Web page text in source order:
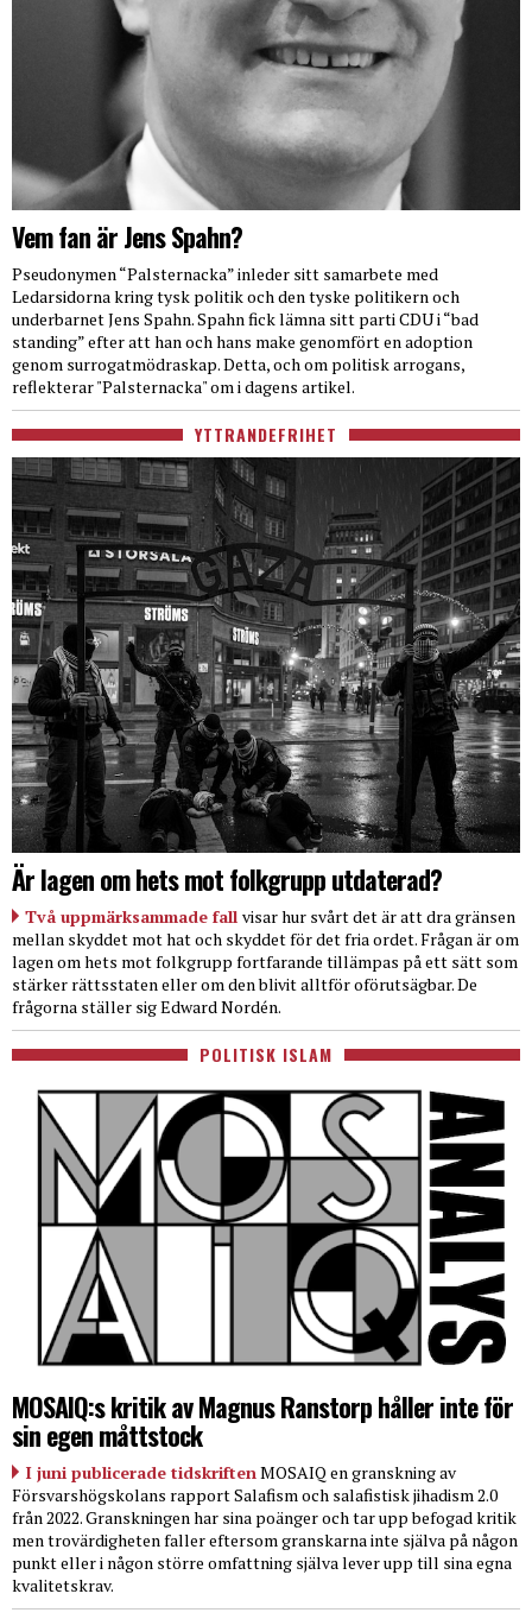
Vem fan är Jens Spahn?
Pseudonymen “Palsternacka” inleder sitt samarbete med
Ledarsidorna kring tysk politik och den tyske politikern och
underbarnet Jens Spahn. Spahn fick lämna sitt parti CDU i “bad
standing” efter att han och hans make genomfört en adoption
genom surrogatmödraskap. Detta, och om politisk arrogans,
reflekterar "Palsternacka" om i dagens artikel.
YTTRANDEFRIHET
Är lagen om hets mot folkgrupp utdaterad?
Två uppmärksammade fall visar hur svårt det är att dra gränsen
mellan skyddet mot hat och skyddet för det fria ordet. Frågan är om
lagen om hets mot folkgrupp fortfarande tillämpas på ett sätt som
stärker rättsstaten eller om den blivit alltför oförutsägbar. De
frågorna ställer sig Edward Nordén.
POLITISK ISLAM
MOSAIQ:s kritik av Magnus Ranstorp håller inte för
sin egen måttstock
I juni publicerade tidskriftenMOSAIQ en granskning av
Försvarshögskolans rapport Salafism och salafistisk jihadism 2.0
från 2022. Granskningen har sina poänger och tar upp befogad kritik
men trovärdigheten faller eftersom granskarna inte själva på någon
punkt eller i någon större omfattning själva lever upp till sina egna
kvalitetskrav.